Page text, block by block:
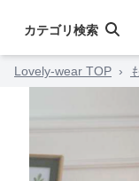
カテゴリ検索
Lovely-wear TOP ›